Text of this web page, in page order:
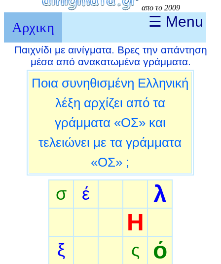
απο το 2009
Αρχικη ☰ Menu
Παιχνίδι με αινίγματα. Βρες την απάντηση
μέσα από ανακατωμένα γράμματα.
Ποια συνηθισμένη Ελληνική
λέξη αρχίζει από τα
γράμματα «ΟΣ» και
τελειώνει με τα γράμματα
«ΟΣ» ;
σ έ
λ
Η
ξ ς ό